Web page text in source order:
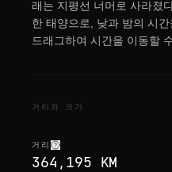
래는 지평선 너머로 사라졌
한 태양으로, 낮과 밤의 시
드래그하여 시간을 이동할
거리와 크기
거리
364,195 KM